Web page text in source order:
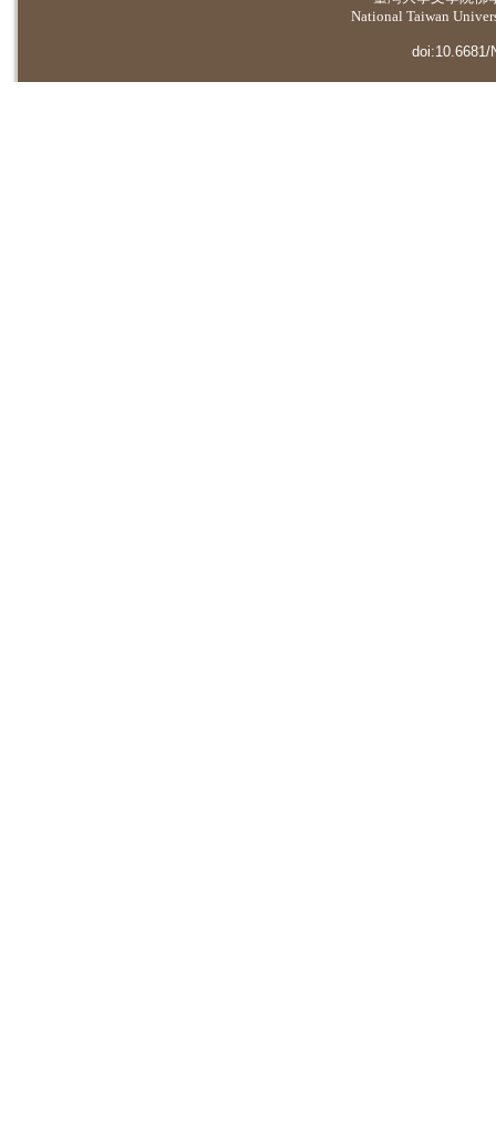
National Taiwan
doi:10.6681/